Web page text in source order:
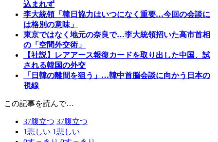
込まれず
李大統領「韓日協力はいつになく重要…今回の会談に
は格別の意味」
東京ではなく地元の奈良で…李大統領招いた高市首相
の「空間外交術」
【社説】レアアース報復カードを取り出した中国、試
される韓国の外交
「日韓の離間を狙う」…韓中首脳会談に向かう日本の
視線
この記事を読んで…
37腹立つ 37腹立つ
1悲しい 1悲しい